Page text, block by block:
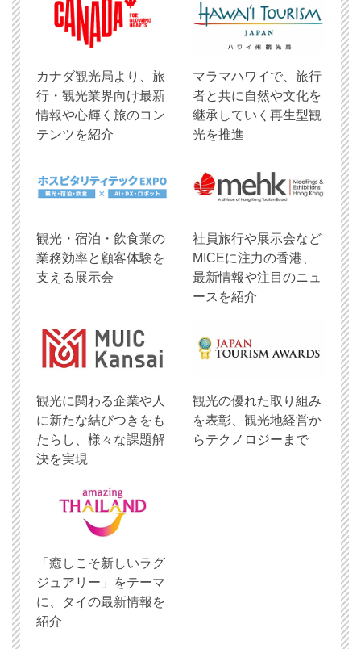
​カナダ観光局より、旅
行・観光業界向け最新
情報や心輝く旅のコン
テンツを紹介
マラマハワイで、旅行
者と共に自然や文化を
継承していく再生型観
光を推進
観光・宿泊・飲食業の
業務効率と顧客体験を
支える展示会
社員旅行や展示会など
MICEに注力の香港、
最新情報や注目のニュ
ースを紹介
観光に関わる企業や人
に新たな結びつきをも
たらし、様々な課題解
決を実現
観光の優れた取り組み
を表彰、観光地経営か
らテクノロジーまで
「癒しこそ新しいラグ
ジュアリー」をテーマ
に、タイの最新情報を
紹介